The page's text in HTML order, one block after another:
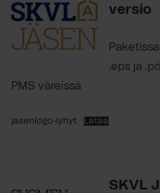
versio
.eps ja
PMS väreissä
jasenlogo-lyhyt Lataa
SKVL